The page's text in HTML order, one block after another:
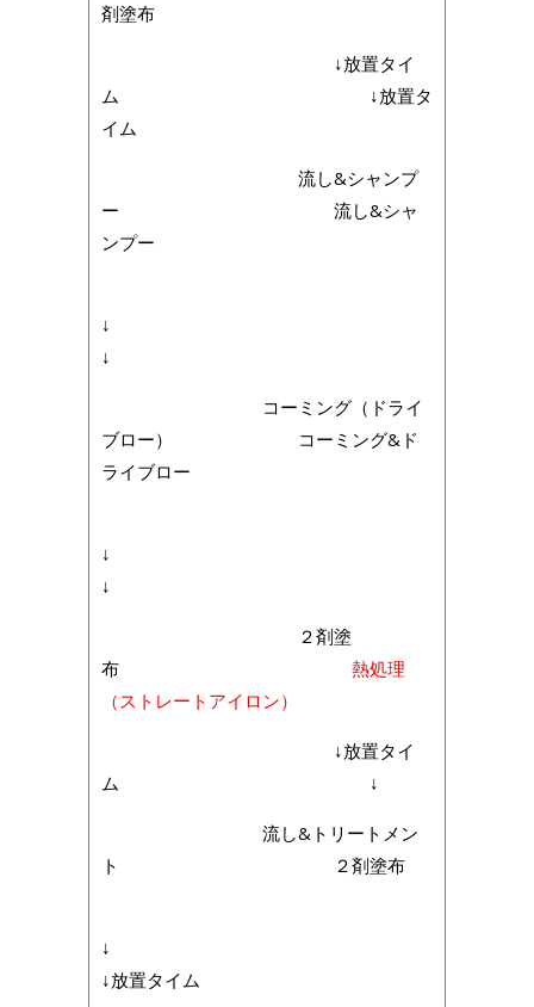
剤塗布
↓放置タイ
ム ↓放置タ
イム
流し&シャンプ
ー 流し&シャ
ンプー
↓
↓
コーミング（ドライ
ブロー） コーミング&ド
ライブロー
↓
↓
２剤塗
布 熱処理
（ストレートアイロン）
↓放置タイ
ム ↓
流し&トリートメン
ト ２剤塗布
↓
↓放置タイム